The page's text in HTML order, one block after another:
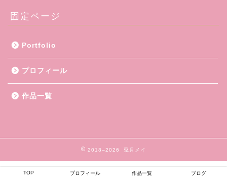
固定ページ
Portfolio
プロフィール
作品一覧
2018–2026 兎月メイ
TOP プロフィール 作品一覧 ブログ